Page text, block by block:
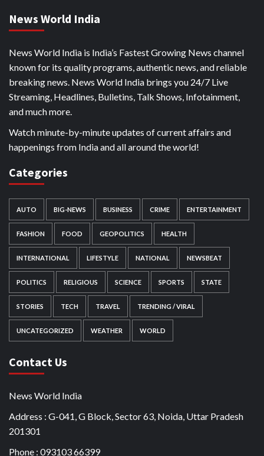
News World India
News World India is India’s Fastest Growing News channel
known for its quality programs, authentic news, and reliable
breaking news. News World India brings you 24/7 Live
Streaming, Headlines, Bulletins, Talk Shows, Infotainment,
and much more.
Watch minute-by-minute updates of current affairs and
happenings from India and all around the world!
Categories
AUTO BIG-NEWS BUSINESS CRIME ENTERTAINMENT
FASHION FOOD GEOPOLITICS HEALTH
INTERNATIONAL LIFESTYLE NATIONAL NEWSBEAT
POLITICS RELIGIOUS SCIENCE SPORTS STATE
STORIES TECH TRAVEL TRENDING / VIRAL
UNCATEGORIZED WEATHER WORLD
Contact Us
News World India
Address : G-041, G Block, Sector 63, Noida, Uttar Pradesh
201301
Phone : 093103 66399